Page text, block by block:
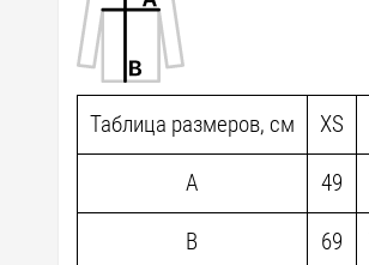
Таблица размеров, см XS
A 49
B 69